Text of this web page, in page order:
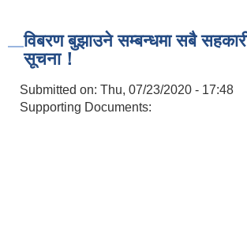
विबरण बुझाउने सम्बन्धमा सबै
सूचना！
Submitted on: Thu, 07/23/2020 - 17:48
Supporting Documents: